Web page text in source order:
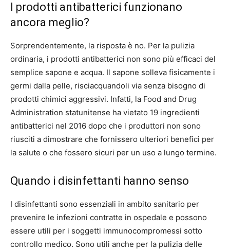
I prodotti antibatterici funzionano
ancora meglio?
Sorprendentemente, la risposta è no. Per la pulizia
ordinaria, i prodotti antibatterici non sono più efficaci del
semplice sapone e acqua. Il sapone solleva fisicamente i
germi dalla pelle, risciacquandoli via senza bisogno di
prodotti chimici aggressivi. Infatti, la Food and Drug
Administration statunitense ha vietato 19 ingredienti
antibatterici nel 2016 dopo che i produttori non sono
riusciti a dimostrare che fornissero ulteriori benefici per
la salute o che fossero sicuri per un uso a lungo termine.
Quando i disinfettanti hanno senso
I disinfettanti sono essenziali in ambito sanitario per
prevenire le infezioni contratte in ospedale e possono
essere utili per i soggetti immunocompromessi sotto
controllo medico. Sono utili anche per la pulizia delle